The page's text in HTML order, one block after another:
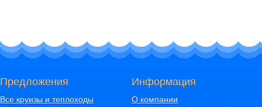
Предложения
Все круизы и теплоходы
Информация
О компании